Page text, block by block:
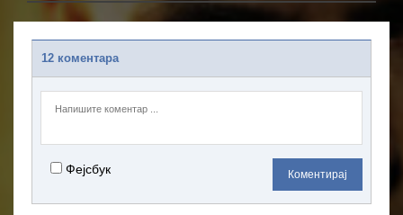
12 коментара
Фејсбук Коментирај